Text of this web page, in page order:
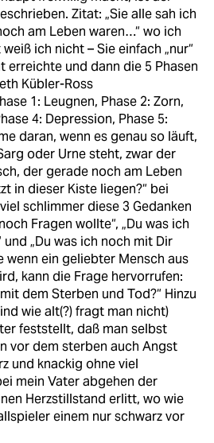
Zitat: „Sie alle sah ich
am Leben waren…“ wo ich
ich nicht – Sie einfach „nur“
erreichte und dann die 5 Phasen
Kübler-Ross
1: Leugnen, Phase 2: Zorn,
4: Depression, Phase 5:
daran, wenn es genau so läuft,
oder Urne steht, zwar der
der gerade noch am Leben
in dieser Kiste liegen?“ bei
schlimmer diese 3 Gedanken
Fragen wollte“, „Du was ich
„Du was ich noch mit Dir
wenn ein geliebter Mensch aus
kann die Frage hervorrufen:
dem Sterben und Tod?“ Hinzu
wie alt(?) fragt man nicht)
feststellt, daß man selbst
vor dem sterben auch Angst
und knackig ohne viel
mein Vater abgehen der
Herzstillstand erlitt, wo wie
einem nur schwarz vor